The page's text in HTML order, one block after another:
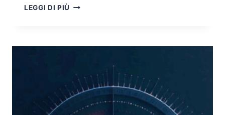
LEGGI DI PIÙ IGNITION
ICT
PER
RAFFORZARE
L’ECOSISTEMA
DELLA